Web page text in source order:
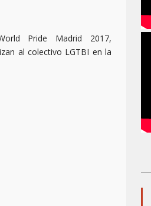
Pride Madrid 2017,
al colectivo LGTBI en la